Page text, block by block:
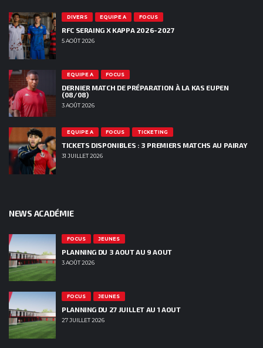
DIVERS EQUIPE A FOCUS
RFC SERAING X KAPPA 2026-2027
5 AOÛT 2026
EQUIPE A FOCUS
DERNIER MATCH DE PRÉPARATION À LA KAS EUPEN
(08/08)
3 AOÛT 2026
EQUIPE A FOCUS TICKETING
TICKETS DISPONIBLES : 3 PREMIERS MATCHS AU PAIRAY
31 JUILLET 2026
NEWS ACADÉMIE
FOCUS JEUNES
PLANNING DU 3 AOUT AU 9 AOUT
3 AOÛT 2026
FOCUS JEUNES
PLANNING DU 27 JUILLET AU 1 AOUT
27 JUILLET 2026